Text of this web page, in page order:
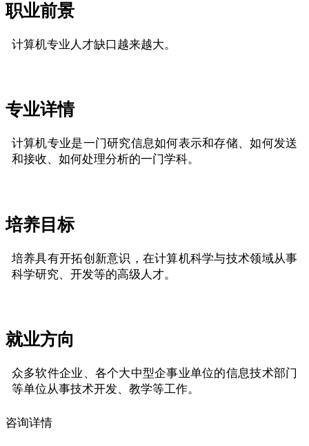
职业前景
计算机专业人才缺口越来越大。
专业详情
计算机专业是一门研究信息如何表示和存储、如何发送
和接收、如何处理分析的一门学科。
培养目标
培养具有开拓创新意识，在计算机科学与技术领域从事
科学研究、开发等的高级人才。
就业方向
众多软件企业、各个大中型企事业单位的信息技术部门
等单位从事技术开发、教学等工作。
咨询详情